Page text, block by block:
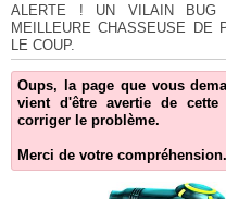
ALERTE ! UN VILAIN
MEILLEURE CHASSEUSE DE
LE COUP.
Oups, la page que vous
vient d'être avertie de
corriger le problème.
Merci de votre compréhension.